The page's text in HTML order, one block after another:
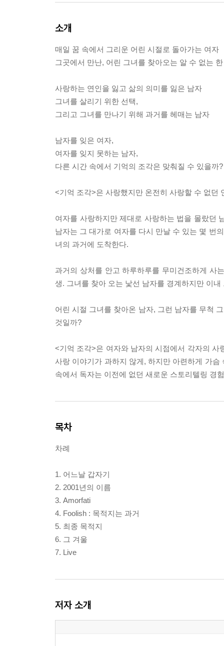
소개
매일 꿈 속에서 그리운 어린 시절로 돌아가는 여자
그곳에서 만난, 어린 그녀를 찾아오는 알 수 없는
사랑하는 연인을 잃고 삶의 의미를 잃은 남자
그녀를 살리기 위한 선택,
그리고 그녀를 만나기 위해 과거를 헤매는 남자
남자를 잊은 여자,
여자를 잊지 못하는 남자,
다른 시간 속에서 기억의 조각은 맞춰질 수 있을까?
<기억 조각>은 사랑했지만 온전히 사랑할 수 없던
여자를 사랑하지만 제대로 사랑하는 법을 몰랐던
남자는 그 대가로 여자를 다시 만날 수 있는 몇 번
녀의 과거에 도착한다.
과거의 상처를 안고 하루하루를 무미건조하게 사
생. 그녀를 찾아 오는 낯선 남자를 경계하지만 이
어린 시절 그녀를 찾아온 남자, 그런 남자를 무척
것일까?
<기억 조각>은 여자와 남자의 시점에서 각자의
사랑 이야기가 과하지 않게, 하지만 아련하게 가
속에서 독자는 이전에 없던 새로운 스토리텔링 경
목차
차례
1. 어느날 갑자기
2. 2001년의 이름
3. Amorfati
4. Foolish : 목적지는 과거
5. 최종 목적지
6. 그 겨울
7. Live
저자 소개